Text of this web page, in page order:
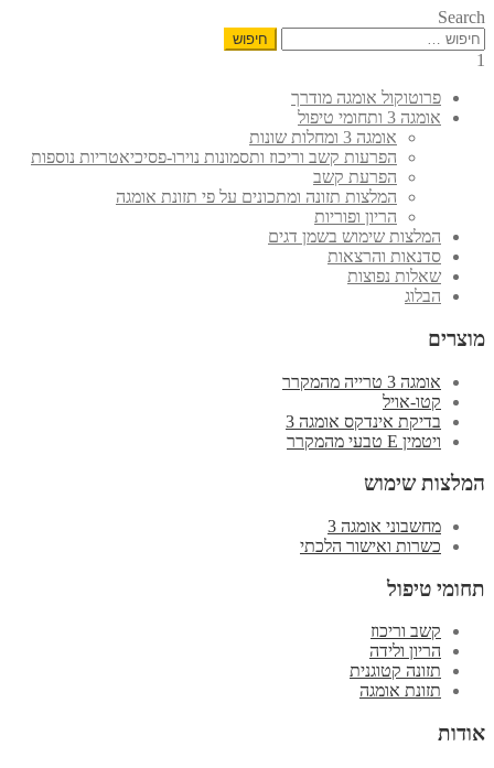
Search
חיפוש:
1
פרוטוקול אומגה מודרך
אומגה 3 ותחומי טיפול
אומגה 3 ומחלות שונות
הפרעות קשב וריכוז ותסמונות נוירו-פסיכיאטריות נוספות
הפרעת קשב
המלצות תזונה ומתכונים על פי תזונת אומגה
הריון ופוריות
המלצות שימוש בשמן דגים
סדנאות והרצאות
שאלות נפוצות
הבלוג
מוצרים
אומגה 3 טרייה מהמקרר
קטו-אויל
בדיקת אינדקס אומגה 3
ויטמין E טבעי מהמקרר
המלצות שימוש
מחשבוני אומגה 3
כשרות ואישור הלכתי
תחומי טיפול
קשב וריכוז
הריון ולידה
תזונה קטוגנית
תזונת אומגה
אודות